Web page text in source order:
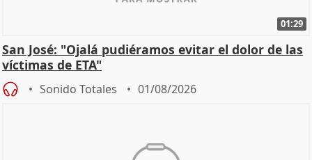
01:29
San José: "Ojalá pudiéramos evitar el dolor de las
víctimas de ETA"
Sonido Totales 01/08/2026